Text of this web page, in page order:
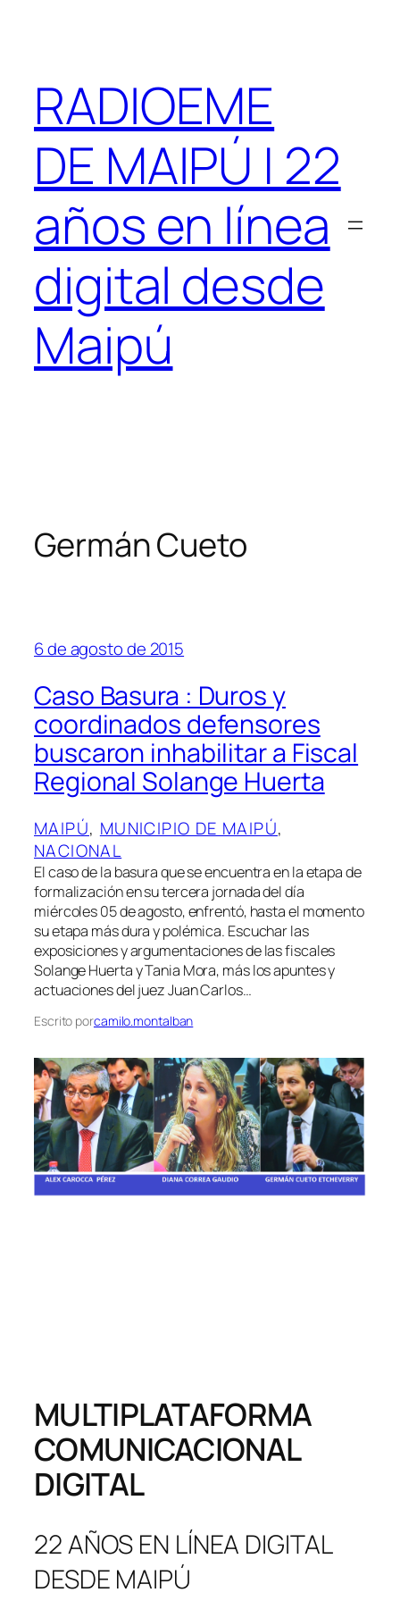
RADIOEME
DE MAIPÚ | 22
años en línea
digital desde
Maipú
Germán Cueto
6 de agosto de 2015
Caso Basura : Duros y
coordinados defensores
buscaron inhabilitar a Fiscal
Regional Solange Huerta
MAIPÚ, MUNICIPIO DE MAIPÚ
NACIONAL
El caso de la basura que se encuentra en la etapa de
formalización en su tercera jornada del día
miércoles 05 de agosto, enfrentó, hasta el momento
su etapa más dura y polémica. Escuchar las
exposiciones y argumentaciones de las fiscales
Solange Huerta y Tania Mora, más los apuntes y
actuaciones del juez Juan Carlos…
Escrito porcamilo.montalban
MULTIPLATAFORMA
COMUNICACIONAL
DIGITAL
22 AÑOS EN LÍNEA DIGITAL
DESDE MAIPÚ